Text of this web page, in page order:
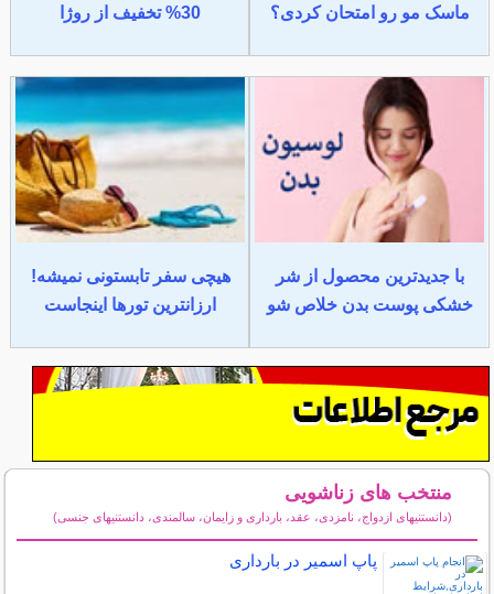
ماسک مو رو امتحان کردی؟
30% تخفیف از روژا
با جدیدترین محصول از شر
خشکی پوست بدن خلاص شو
هیچی سفر تابستونی نمیشه!
ارزانترین تورها اینجاست
منتخب های زناشویی
(دانستنیهای ازدواج، نامزدی، عقد، بارداری و زایمان، سالمندی، دانستنیهای جنسی)
پاپ اسمیر در بارداری